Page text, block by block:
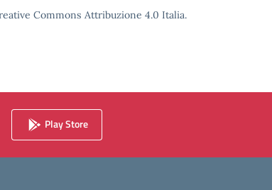
Commons Attribuzione 4.0 Italia.
Play Store